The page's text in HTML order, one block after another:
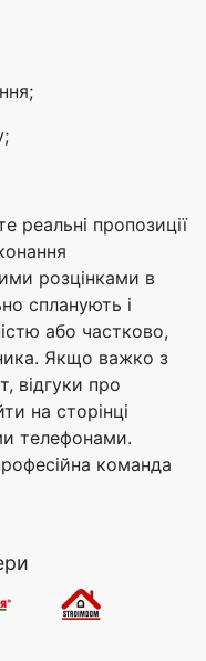
реальні пропозиції
розцінками в
спланують і
або частково,
Якщо важко з
відгуки про
на сторінці
телефонами.
команда